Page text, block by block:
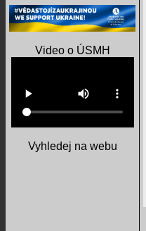
Video o ÚSMH
Vyhledej na webu